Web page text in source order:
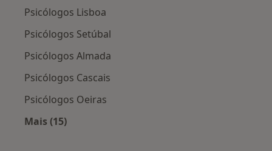
Psicólogos Lisboa
Psicólogos Setúbal
Psicólogos Almada
Psicólogos Cascais
Psicólogos Oeiras
Mais (15)